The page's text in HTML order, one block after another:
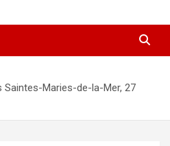
Saintes-Maries-de-la-Mer, 27